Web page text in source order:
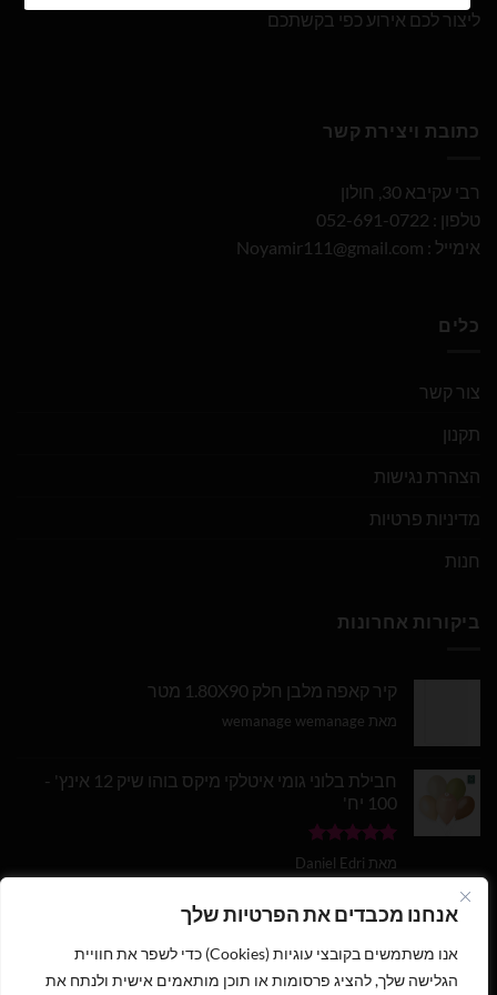
אנחנו מכבדים את הפרטיות שלך
אנו משתמשים בקובצי עוגיות (Cookies) כדי לשפר את חוויית
הגלישה שלך, להציג פרסומות או תוכן מותאמים אישית ולנתח את
ליצור לכם אירוע כפי בקשתכם
כתובת ויצירת קשר
רבי עקיבא 30, חולון
טלפון : 052-691-0722
אימייל : Noyamir111@gmail.com
כלים
צור קשר
תקנון
הצהרת נגישות
מדיניות פרטיות
חנות
ביקורות אחרונות
קיר קאפה מלבן חלק 1.80X90 מטר
מאת wemanage wemanage
חבילת בלוני גומי איטלקי מיקס בוהו שיק 12 אינץ' -
100 יח'
דורג5מתוך
5
מאת Daniel Edri
דורג 5מתוך
5
מאת wemanage wemanage